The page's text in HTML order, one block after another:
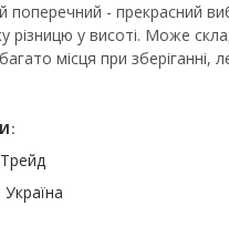
поперечний - прекрасний
різницю у висоті. Може
місця при зберіганні,
Україна